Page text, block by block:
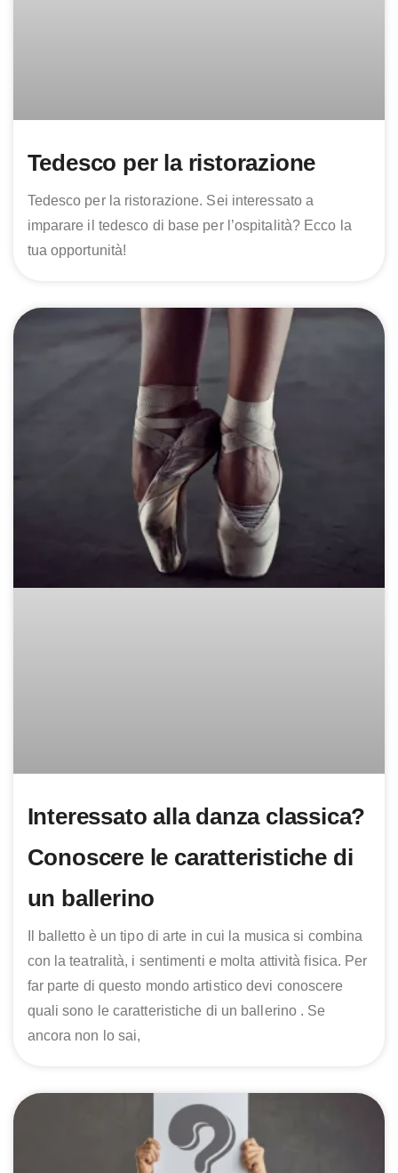
Tedesco per la ristorazione
Tedesco per la ristorazione. Sei interessato a
imparare il tedesco di base per l’ospitalità? Ecco la
tua opportunità!
Interessato alla danza classica?
Conoscere le caratteristiche di
un ballerino
Il balletto è un tipo di arte in cui la musica si combina
con la teatralità, i sentimenti e molta attività fisica. Per
far parte di questo mondo artistico devi conoscere
quali sono le caratteristiche di un ballerino . Se
ancora non lo sai,